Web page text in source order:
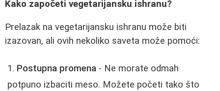
Kako započeti vegetarijansku ishranu?
Prelazak na vegetarijansku ishranu može biti
izazovan, ali ovih nekoliko saveta može pomoći:
Postupna promena - Ne morate odmah
potpuno izbaciti meso. Možete početi tako što